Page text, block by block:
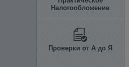
Налогообложение
Проверки от А до Я